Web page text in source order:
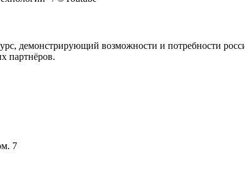
возможности и потребности
партнёров.
7